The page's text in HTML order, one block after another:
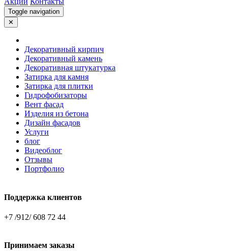
Toggle navigation
✕
Декоративный кирпич
Декоративный камень
Декоративная штукатурка
Затирка для камня
Затирка для плитки
Гидрофобизаторы
Вент фасад
Изделия из бетона
Дизайн фасадов
Услуги
блог
Видеоблог
Отзывы
Портфолио
Поддержка клиентов
+7 /912/ 608 72 44
Принимаем заказы